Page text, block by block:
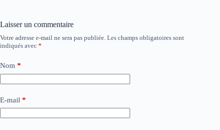
Laisser un commentaire
Votre adresse e-mail ne sera pas publiée. Les champs obligatoires sont
indiqués avec *
Nom *
E-mail *